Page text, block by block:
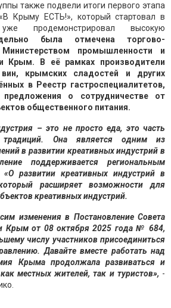
также подвели итоги первого этапа
Крыму ЕСТЬ!», который стартовал в
продемонстрировал высокую
была отмечена торгово-
Министерством промышленности и
Крым. В её рамках производители
крымских сладостей и других
в Реестр гастроспециалитетов,
предложения о сотрудничестве от
общественного питания.
– это не просто еда, это часть
Она является одним из
в развитии креативных индустрий в
поддерживается региональным
развитии креативных индустрий в
расширяет возможности для
креативных индустрий.
изменения в Постановление Совета
Крым от 08 октября 2025 года № 684,
числу участников присоединиться
Давайте вместе работать над
Крыма продолжала развиваться и
местных жителей, так и туристов», -